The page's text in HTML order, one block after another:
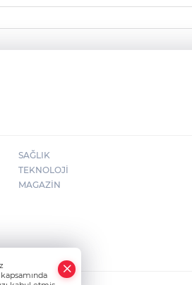
SAĞLIK
TEKNOLOJİ
MAGAZİN